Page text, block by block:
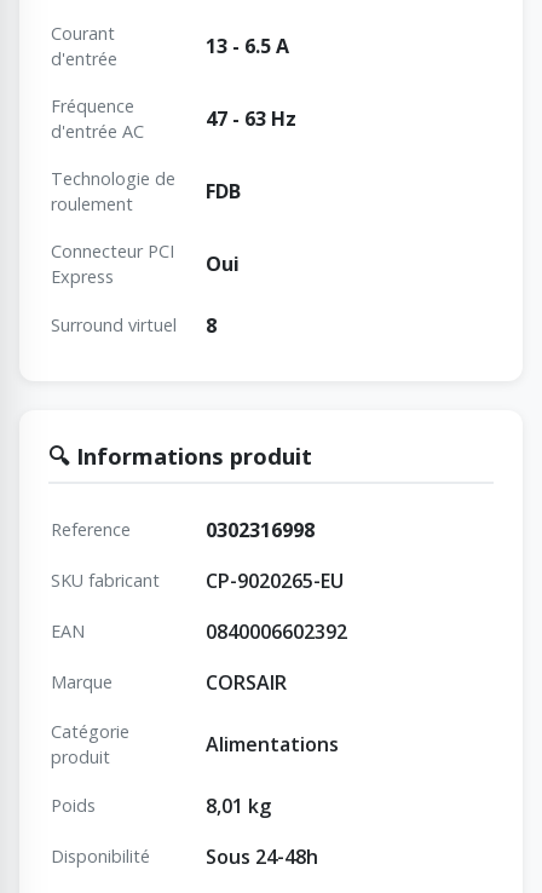
Courant
d'entrée
13 - 6.5 A
Fréquence
d'entrée AC
47 - 63 Hz
Technologie de
roulement
FDB
Connecteur PCI
Express
Oui
Surround virtuel 8
🔍 Informations produit
Reference 0302316998
SKU fabricant CP-9020265-EU
EAN 0840006602392
Marque CORSAIR
Catégorie
produit
Alimentations
Poids 8,01 kg
Disponibilité Sous 24-48h